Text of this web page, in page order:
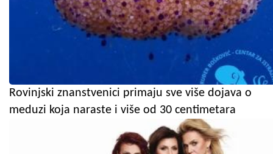
Rovinjski znanstvenici primaju sve više dojava o
meduzi koja naraste i više od 30 centimetara